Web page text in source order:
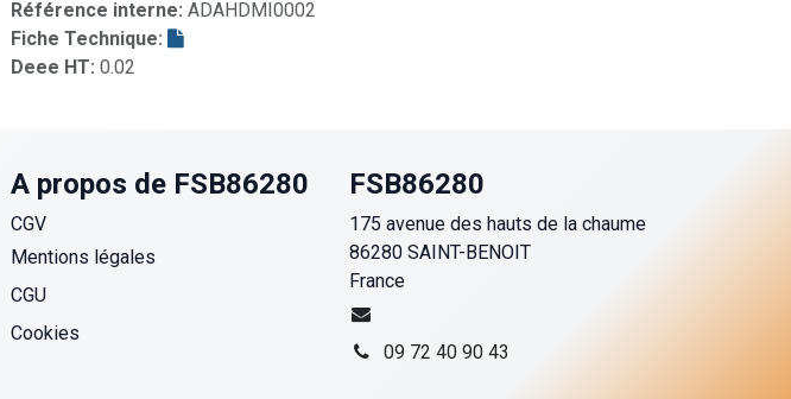
Référence interne: ADAHDMI0002
Fiche Technique:
Deee HT: 0.02
A propos de FSB86280
CGV
Mentions légales
CGU
Cookies
FSB86280
175 avenue des hauts de la chaume
86280 SAINT-BENOIT
France
09 72 40 90 43